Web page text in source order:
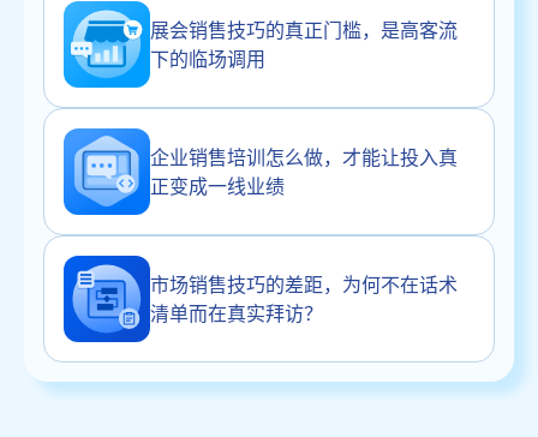
展会销售技巧的真正门槛，是高客流
下的临场调用
企业销售培训怎么做，才能让投入真
正变成一线业绩
市场销售技巧的差距，为何不在话术
清单而在真实拜访？